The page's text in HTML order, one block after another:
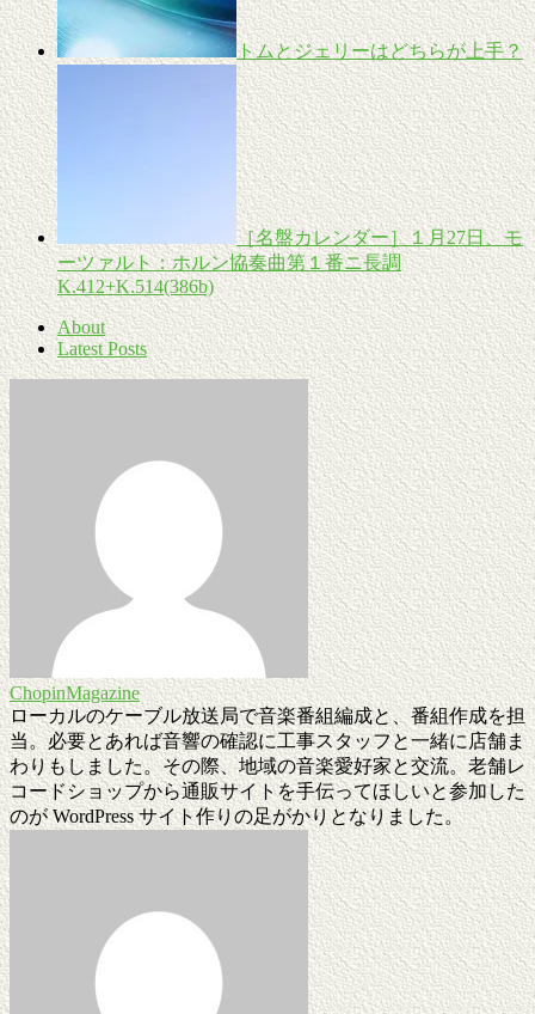
トムとジェリーはどちらが上手？
［名盤カレンダー］１月27日、モ
ーツァルト：ホルン協奏曲第１番ニ長調
K.412+K.514(386b)
About
Latest Posts
ChopinMagazine
ローカルのケーブル放送局で音楽番組編成と、番組作成を担
当。必要とあれば音響の確認に工事スタッフと一緒に店舗ま
わりもしました。その際、地域の音楽愛好家と交流。老舗レ
コードショップから通販サイトを手伝ってほしいと参加した
のが WordPress サイト作りの足がかりとなりました。